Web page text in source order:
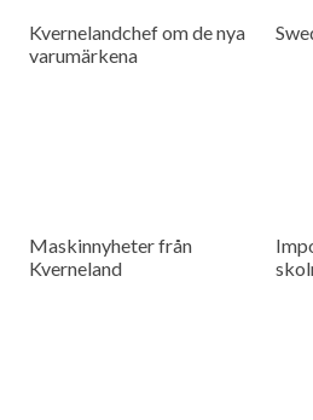
Kvernelandchef om de nya
varumärkena
Maskinnyheter från
Kverneland